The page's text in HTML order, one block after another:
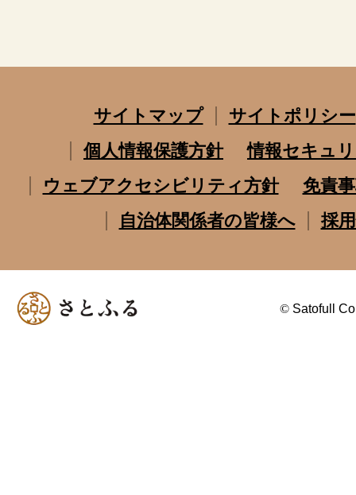
サイトマップ
サイトポリシー
個人情報保護方針
情報セキュ
ウェブアクセシビリティ方針
免責
自治体関係者の皆様へ
採
© Satofull